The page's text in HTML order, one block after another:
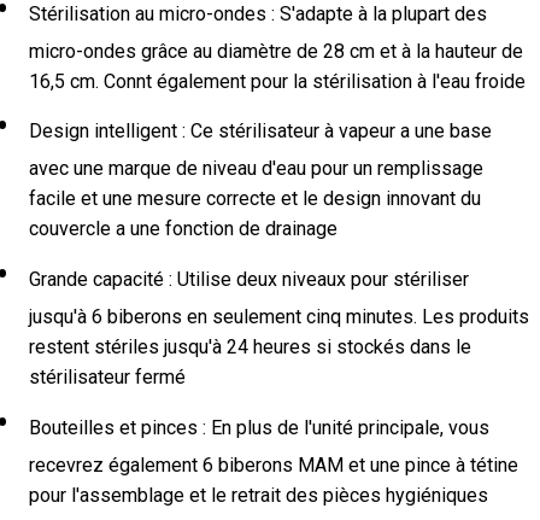
Stérilisation au micro-ondes : S'adapte à la plupart des
micro-ondes grâce au diamètre de 28 cm et à la hauteur de
16,5 cm. Connt également pour la stérilisation à l'eau froide
Design intelligent : Ce stérilisateur à vapeur a une base
avec une marque de niveau d'eau pour un remplissage
facile et une mesure correcte et le design innovant du
couvercle a une fonction de drainage
Grande capacité : Utilise deux niveaux pour stériliser
jusqu'à 6 biberons en seulement cinq minutes. Les produits
restent stériles jusqu'à 24 heures si stockés dans le
stérilisateur fermé
Bouteilles et pinces : En plus de l'unité principale, vous
recevrez également 6 biberons MAM et une pince à tétine
pour l'assemblage et le retrait des pièces hygiéniques